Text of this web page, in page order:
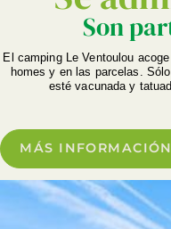
Son
El camping Le Ventoulou
homes y en las parcelas.
esté vacunada y
MÁS INFORMACIÓN